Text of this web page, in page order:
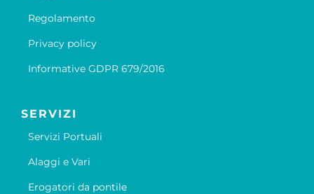
Regolamento
Privacy policy
Informative GDPR 679/2016
SERVIZI
Servizi Portuali
Alaggi e Vari
Erogatori da pontile